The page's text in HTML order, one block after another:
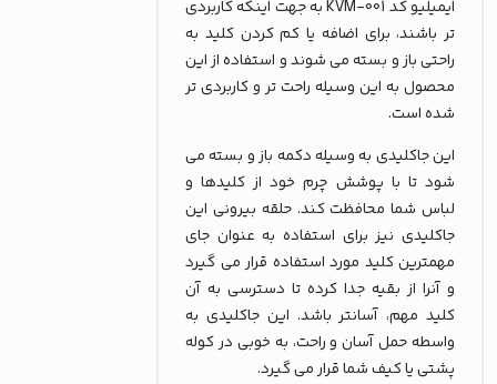
ایمیلیو کد KVM-001 به جهت اینکه کاربردی
تر باشند، برای اضافه یا کم کردن کلید به
راحتی باز و بسته می شوند و استفاده از این
محصول به این وسیله راحت تر و کاربردی تر
شده است.
این جاکلیدی به وسیله دکمه باز و بسته می
شود تا با پوشش چرم خود از کلیدها و
لباس شما محافظت کند. حلقه بیرونی این
جاکلیدی نیز برای استفاده به عنوان جای
مهمترین کلید مورد استفاده قرار می گیرد
و آنرا از بقیه جدا کرده تا دسترسی به آن
کلید مهم، آسانتر باشد. این جاکلیدی به
واسطه حمل آسان و راحت، به خوبی در کوله
پشتی یا کیف شما قرار می گیرد.